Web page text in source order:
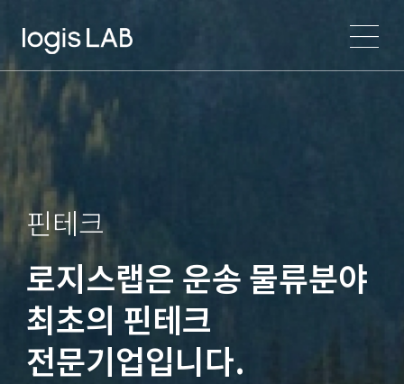
핀테크
로지스랩은 운송 물류분야
최초의 핀테크
전문기업입니다.